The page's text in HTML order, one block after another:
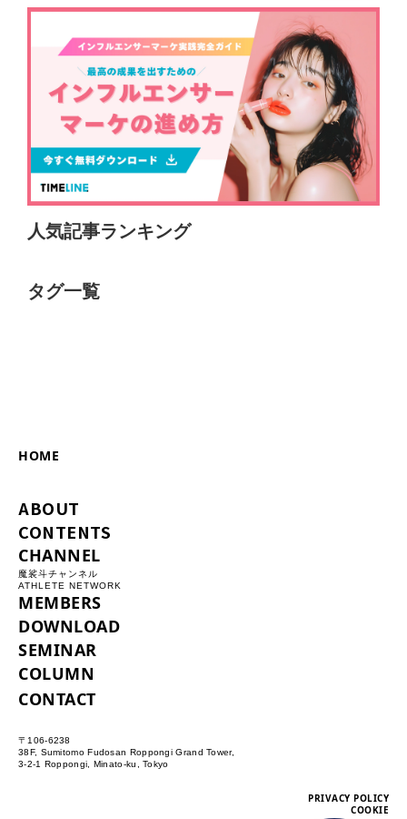
人気記事ランキング
タグ一覧
HOME
ABOUT
CONTENTS
CHANNEL
魔裟斗チャンネル
ATHLETE NETWORK
MEMBERS
DOWNLOAD
SEMINAR
COLUMN
CONTACT
〒106-6238
38F, Sumitomo Fudosan Roppongi Grand Tower,
3-2-1 Roppongi, Minato-ku, Tokyo
PRIVACY POLICY
COOKIE